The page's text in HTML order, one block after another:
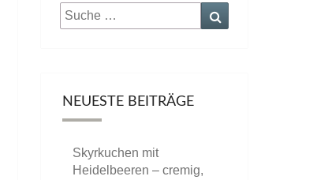
Suche
nach:
NEUESTE BEITRÄGE
Skyrkuchen mit
Heidelbeeren – cremig,